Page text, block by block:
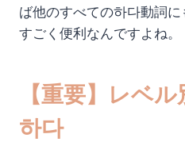
ば他のすべての하다動詞に
すごく便利なんですよね。
【重要】レベ
하다